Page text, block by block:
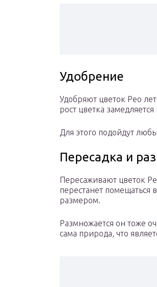
Удобрение
Удобряют цветок Рео
рост цветка
Для этого подойдут
Пересадка и
Пересаживают цветок
перестанет
размером.
Размножается он тоже
сама природа, что